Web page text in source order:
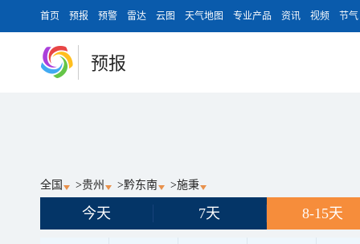
首页 预报 预警 雷达 云图 天气地图 专业产品 资讯 视频 节气
预报
全国 >贵州 >黔东南 >施秉
今天 7天 8-15天